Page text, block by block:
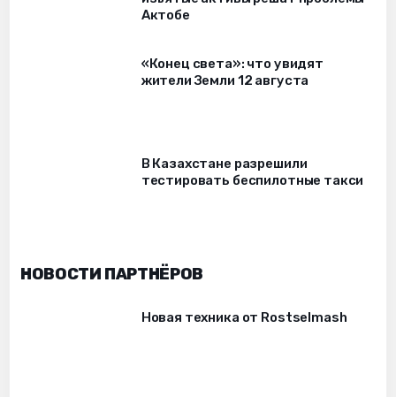
Актобе
«Конец света»: что увидят
жители Земли 12 августа
В Казахстане разрешили
тестировать беспилотные такси
НОВОСТИ ПАРТНЁРОВ
Новая техника от Rostselmash